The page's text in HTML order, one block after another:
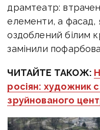
драмтеатр:
елементи, а фасад,
оздоблений білим
замінили
ЧИТАЙТЕ ТАКОЖ:
росіян: художник
зруйнованого